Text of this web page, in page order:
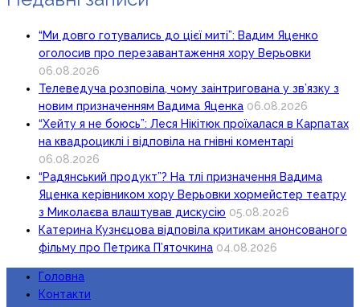
“Ми довго готувались до цієї миті”: Вадим Яценко
оголосив про перезавантаження хору Верьовки
06.08.2026
Телеведуча розповіла, чому заінтригована у зв’язку з
новим призначенням Вадима Яценка 06.08.2026
“Хейту я не боюсь”: Леся Нікітюк проїхалася в Карпатах
на квадроциклі і відповіла на гнівні коментарі
06.08.2026
“Радянський продукт”? На тлі призначення Вадима
Яценка керівником хору Верьовки хормейстер театру
з Миколаєва влаштував дискусію 05.08.2026
Катерина Кузнєцова відповіла критикам анонсованого
фільму про Петрика П’яточкина 04.08.2026
Головна
Контакти